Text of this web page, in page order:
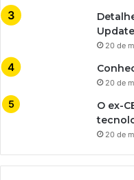
Update
20 de
20 de
O ex-
20 de